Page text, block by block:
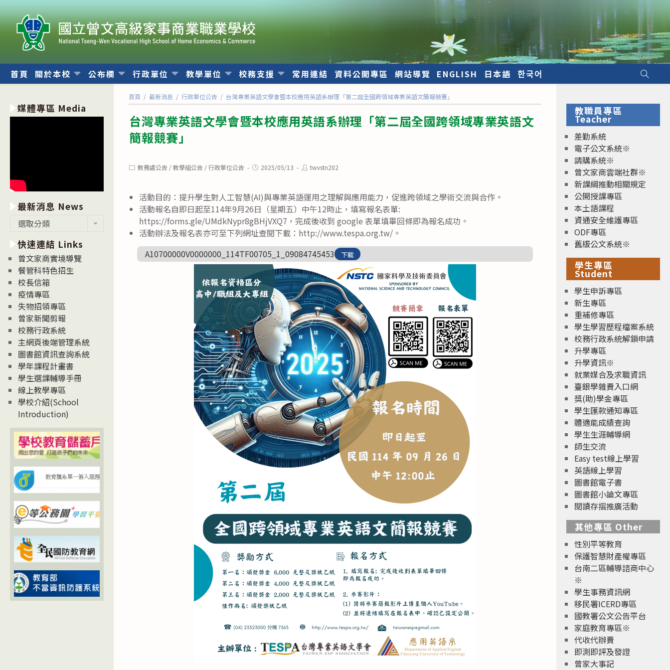
跳
轉
至
內
首頁 關於本校 公布欄 行政單位 教學單位 校務支援 常用連結 資料公開專區 網站導覽 ENGLISH 日本語 한국어
首頁 / 最新消息 / 行政單位公告 / 台灣專業英語文學會暨本校應用英語系辦理「第二屆全國跨領域專業英語文簡報競賽」
台灣專業英語文學會暨本校應用英語系辦理「第二屆全國跨領域專業英語文
簡報競賽」
Post教務處公告 / 教學組公告 / 行政單位公告
Post2025/05/13
Posttwvstn202
活動目的：提升學生對人工智慧(AI)與專業英語運用之理解與應用能力，促進跨領域之學術交流與合作。
活動報名自即日起至114年9月26日（星期五）中午12時止，填寫報名表單:
https://forms.gle/UMdkNypr8gBHjVXQ7，完成後收到 google 表單填畢回條即為報名成功。
活動辦法及報名表亦可至下列網址查閱下載：http://www.tespa.org.tw/。
A10700000V0000000_114TF00705_1_09084745453
下載
媒體專區 Media
最新消息 News
消
息
News
選取分類
快速連結 Links
曾文家商實境導覽
餐管科特色招生
校長信箱
疫情專區
失物招領專區
曾家新聞剪報
校務行政系統
主網頁後端管理系統
圖書館資訊查詢系統
學年課程計畫書
學生選課輔導手冊
線上教學專區
學校介紹(School
Introduction)
教職員專區
Teacher
差勤系統
電子公文系統※
請購系統※
曾文家商雲端社群※
新課綱推動相關規定
公開授課專區
本土語課程
資通安全維護專區
ODF專區
舊版公文系統※
學生專區
Student
學生申訴專區
新生專區
重補修專區
學生學習歷程檔案系統
校務行政系統解鎖申請
升學專區
升學資訊※
就業媒合及求職資訊
臺銀學雜費入口網
獎(助)學金專區
學生匯款通知專區
體適能成績查詢
學生生涯輔導網
師生交流
Easy test線上學習
英語線上學習
圖書館電子書
圖書館小論文專區
閱讀存摺推廣活動
其他專區 Other
性別平等教育
保護智慧財產權專區
台南二區輔導諮商中心
※
學生事務資訊網
移民署ICERD專區
國教署公文公告平台
家庭教育專區※
代收代辦費
即測即評及發證
曾家大事記